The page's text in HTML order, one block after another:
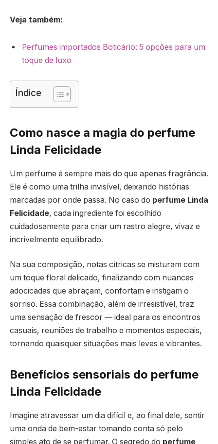
Veja também:
Perfumes importados Boticário: 5 opções para um
toque de luxo
Índice
Como nasce a magia do perfume
Linda Felicidade
Um perfume é sempre mais do que apenas fragrância.
Ele é como uma trilha invisível, deixando histórias
marcadas por onde passa. No caso do perfume Linda
Felicidade, cada ingrediente foi escolhido
cuidadosamente para criar um rastro alegre, vivaz e
incrivelmente equilibrado.
Na sua composição, notas cítricas se misturam com
um toque floral delicado, finalizando com nuances
adocicadas que abraçam, confortam e instigam o
sorriso. Essa combinação, além de irresistível, traz
uma sensação de frescor — ideal para os encontros
casuais, reuniões de trabalho e momentos especiais,
tornando quaisquer situações mais leves e vibrantes.
Benefícios sensoriais do perfume
Linda Felicidade
Imagine atravessar um dia difícil e, ao final dele, sentir
uma onda de bem-estar tomando conta só pelo
simples ato de se perfumar. O segredo do perfume